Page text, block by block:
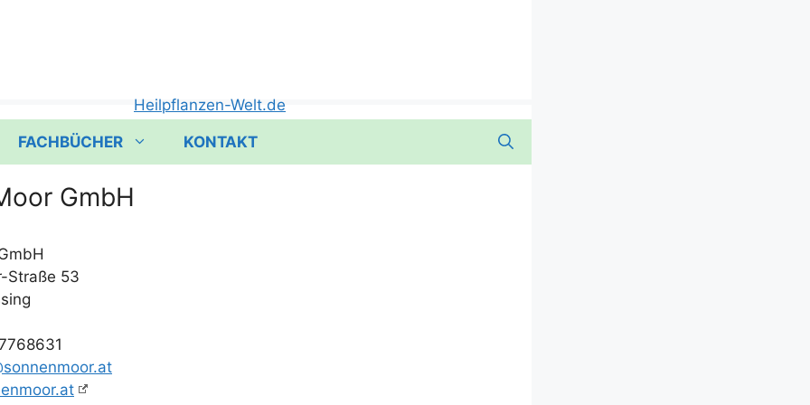
FACHBÜCHER KONTAKT
GmbH
Stra­ße 53